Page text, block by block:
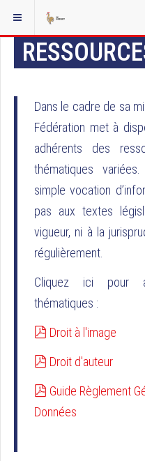
Dans le cadre de sa
Fédération met à
adhérents des
thématiques
simple vocation
pas aux textes
vigueur, ni à la
régulièrement.
Cliquez ici pour
thématiques :
pdf
Droit à l'image
pdf
Droit d'auteur
pdf
Guide Règlement
Données